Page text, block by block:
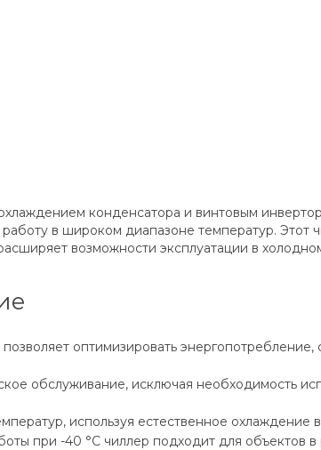
конденсатора и винтовым
в широком диапазоне температур. Этот
возможности эксплуатации в
оптимизировать
обслуживание, исключая необходимость
используя естественное охлаждение
при -40 °C чиллер подходит для объектов